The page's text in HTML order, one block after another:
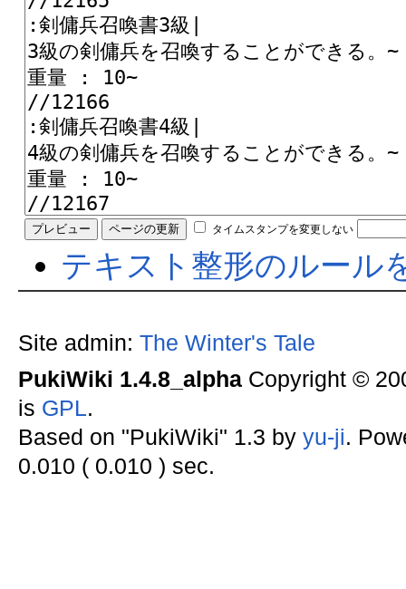
タイムスタンプを変更しない
テキスト整形のルール
Site admin: The Winter's Tale
PukiWiki 1.4.8_alphaCopyright ©
is GPL.
Based on "PukiWiki" 1.3 by yu-ji.
0.010 ( 0.010 ) sec.